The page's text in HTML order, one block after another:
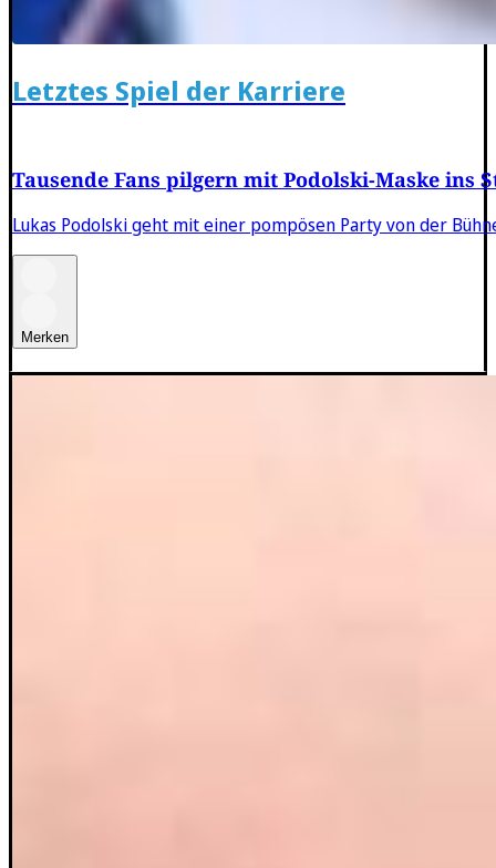
Letztes Spiel der Karriere
Tausende Fans pilgern mit Podolski-Maske ins
Lukas Podolski geht mit einer pompösen Party von der
Merken